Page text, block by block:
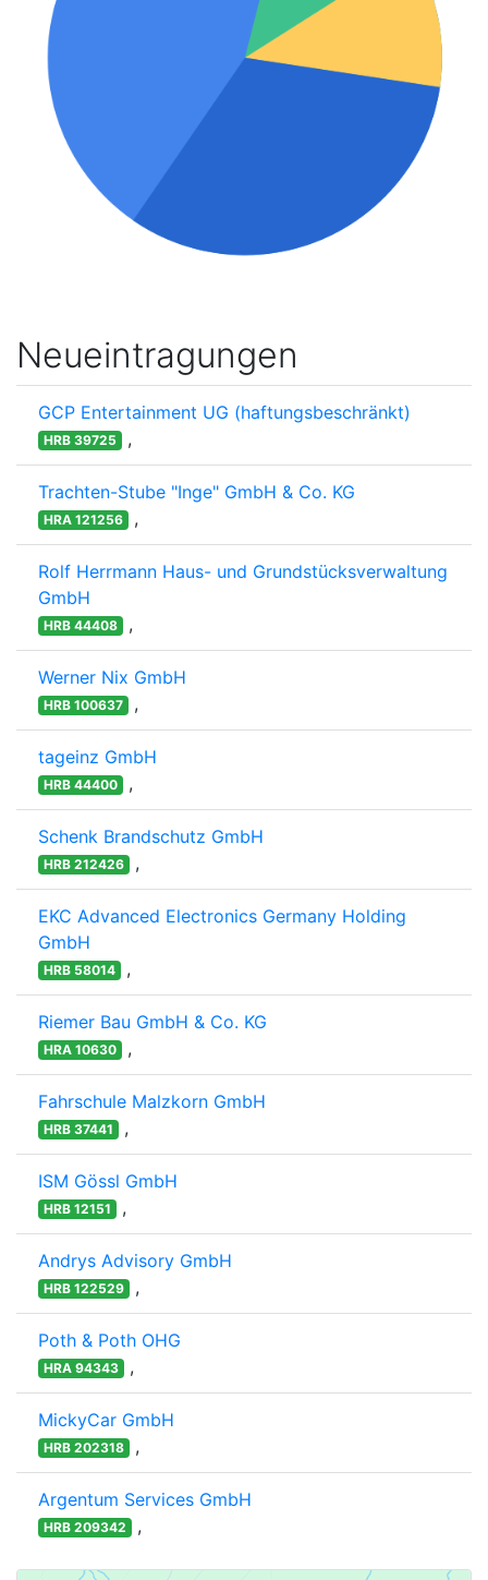
Neueintragungen
GCP Entertainment UG (haftungsbeschränkt)
HRB 39725 ,
Trachten-Stube "Inge" GmbH & Co. KG
HRA 121256 ,
Rolf Herrmann Haus- und Grundstücksverwaltung
GmbH
HRB 44408 ,
Werner Nix GmbH
HRB 100637 ,
tageinz GmbH
HRB 44400 ,
Schenk Brandschutz GmbH
HRB 212426 ,
EKC Advanced Electronics Germany Holding
GmbH
HRB 58014 ,
Riemer Bau GmbH & Co. KG
HRA 10630 ,
Fahrschule Malzkorn GmbH
HRB 37441 ,
ISM Gössl GmbH
HRB 12151 ,
Andrys Advisory GmbH
HRB 122529 ,
Poth & Poth OHG
HRA 94343 ,
MickyCar GmbH
HRB 202318 ,
Argentum Services GmbH
HRB 209342 ,